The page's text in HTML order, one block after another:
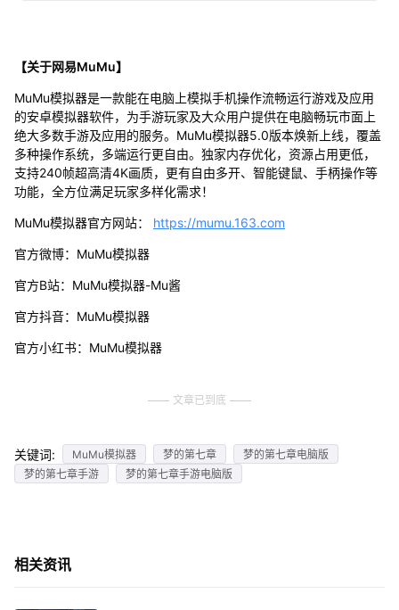
【关于网易MuMu】
MuMu模拟器是一款能在电脑上模拟手机操作流畅运行游戏及应用
的安卓模拟器软件，为手游玩家及大众用户提供在电脑畅玩市面上
绝大多数手游及应用的服务。MuMu模拟器5.0版本焕新上线，覆盖
多种操作系统，多端运行更自由。独家内存优化，资源占用更低，
支持240帧超高清4K画质，更有自由多开、智能键鼠、手柄操作等
功能，全方位满足玩家多样化需求！
MuMu模拟器官方网站： https://mumu.163.com
官方微博：MuMu模拟器
官方B站：MuMu模拟器-Mu酱
官方抖音：MuMu模拟器
官方小红书：MuMu模拟器
文章已到底
关键词: MuMu模拟器 梦的第七章
梦的第七章电脑版
梦的第七章手游
梦的第七章手游电脑版
相关资讯